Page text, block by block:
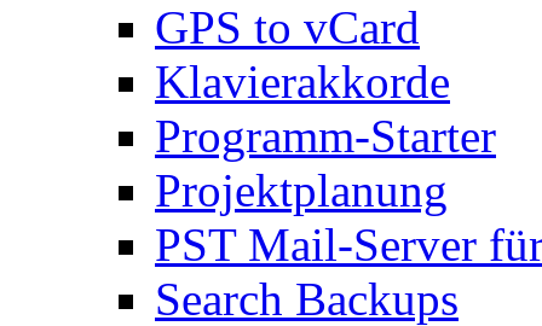
GPS to vCard
Klavierakkorde
Programm-Starter
Projektplanung
PST Mail-Server
Search Backups